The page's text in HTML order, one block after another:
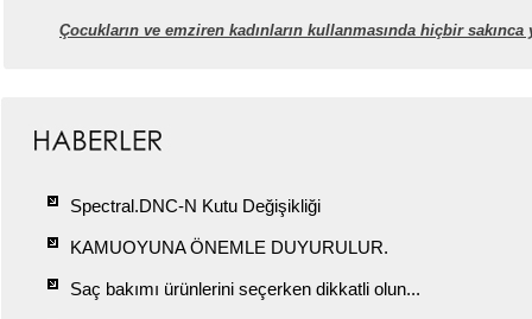
Çocukların ve emziren kadınların kullanmasında hiçbir sakınca
Spectral.DNC-N Kutu Değişikliği
KAMUOYUNA ÖNEMLE DUYURULUR.
Saç bakımı ürünlerini seçerken dikkatli olun...